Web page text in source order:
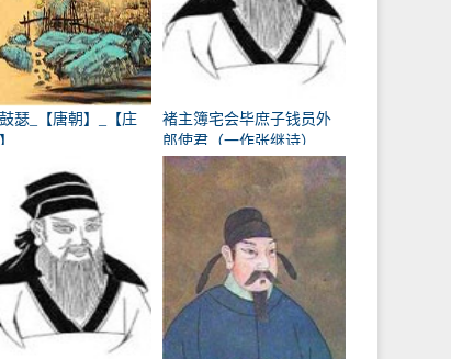
瑟_【唐朝】_【庄
褚主簿宅会毕庶子钱员外
郎使君（一作张继诗）
_【唐朝】_【韩翃】